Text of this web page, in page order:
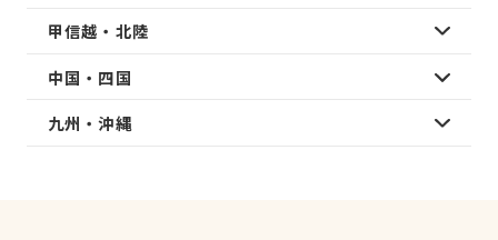
甲信越・北陸
中国・四国
九州・沖縄